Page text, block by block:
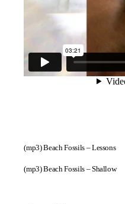
(mp3)Beach Fossils – Lessons
(mp3)Beach Fossils – Shallow